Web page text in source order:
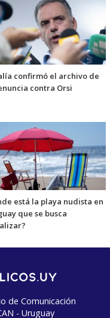
confirmó el archivo de
contra Orsi
está la playa nudista en
que se busca
de Comunicación
- Uruguay